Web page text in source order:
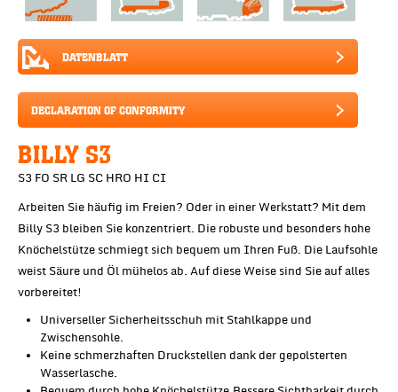
DATENBLATT
DECLARATION OF CONFORMITY
BILLY S3
S3 FO SR LG SC HRO HI CI
Arbeiten Sie häufig im Freien? Oder in einer Werkstatt? Mit dem
Billy S3 bleiben Sie konzentriert. Die robuste und besonders hohe
Knöchelstütze schmiegt sich bequem um Ihren Fuß. Die Laufsohle
weist Säure und Öl mühelos ab. Auf diese Weise sind Sie auf alles
vorbereitet!
Universeller Sicherheitsschuh mit Stahlkappe und
Zwischensohle.
Keine schmerzhaften Druckstellen dank der gepolsterten
Wasserlasche.